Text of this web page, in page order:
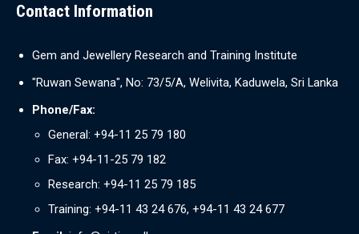
Contact Information
Gem and Jewellery Research and Training Institute
"Ruwan Sewana", No: 73/5/A, Welivita, Kaduwela, Sri Lanka
Phone/Fax:
General: +94-11 25 79 180
Fax: +94-11-25 79 182
Research: +94-11 25 79 185
Training: +94-11 43 24 676, +94-11 43 24 677